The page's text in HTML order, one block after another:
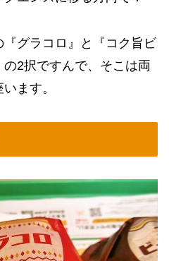
グラコロ』と『コク旨ビ
2択ですんで、そこは両
ます。